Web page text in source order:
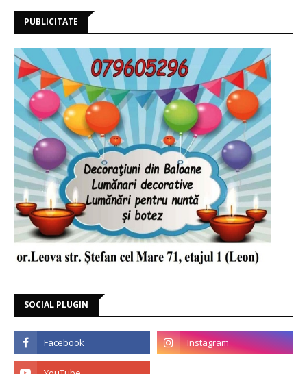
PUBLICITATE
SOCIAL PLUGIN